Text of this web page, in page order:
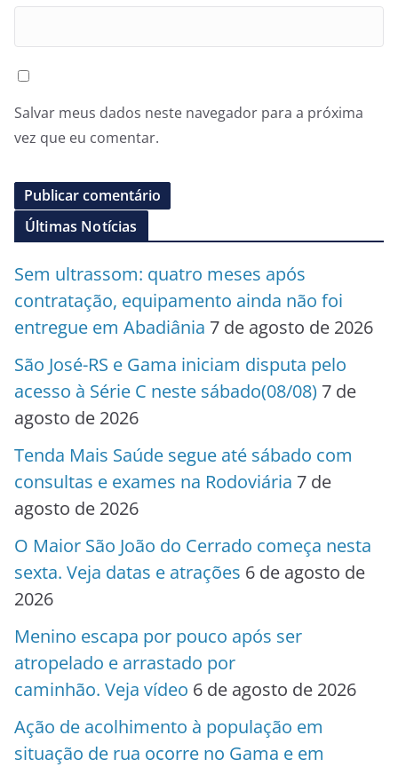
Salvar meus dados neste navegador para a próxima
vez que eu comentar.
Últimas Notícias
Sem ultrassom: quatro meses após
contratação, equipamento ainda não foi
entregue em Abadiânia 7 de agosto de 2026
São José-RS e Gama iniciam disputa pelo
acesso à Série C neste sábado(08/08) 7 de
agosto de 2026
Tenda Mais Saúde segue até sábado com
consultas e exames na Rodoviária 7 de
agosto de 2026
O Maior São João do Cerrado começa nesta
sexta. Veja datas e atrações 6 de agosto de
2026
Menino escapa por pouco após ser
atropelado e arrastado por
caminhão. Veja vídeo 6 de agosto de 2026
Ação de acolhimento à população em
situação de rua ocorre no Gama e em